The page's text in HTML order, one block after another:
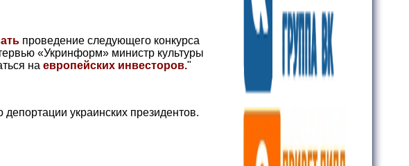
проведение следующего конкурса
«Укринформ» министр культуры
на европейских инвесторов."
украинских президентов.